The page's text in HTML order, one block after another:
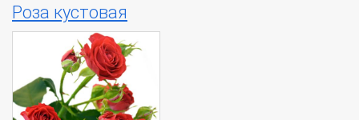
Роза кустовая